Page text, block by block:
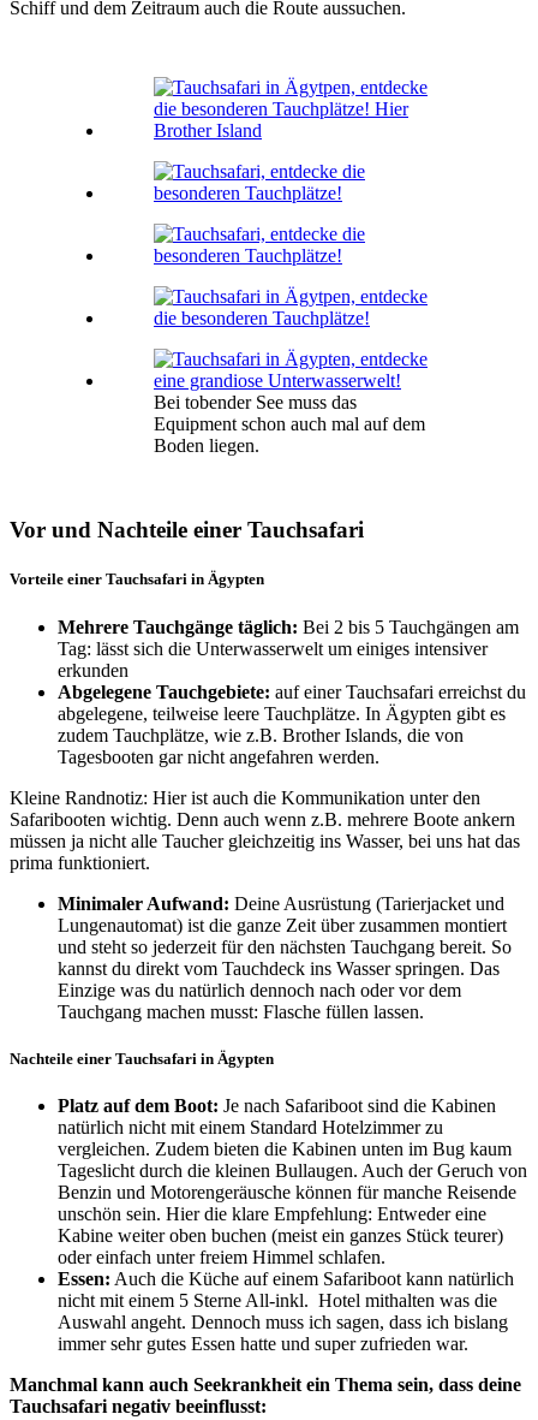
Schiff und dem Zeitraum auch die Route aussuchen.
Bei tobender See muss das
Equipment schon auch mal auf dem
Boden liegen.
Vor und Nachteile einer Tauchsafari
Vorteile einer Tauchsafari in Ägypten
Mehrere Tauchgänge täglich: Bei 2 bis 5 Tauchgängen am
Tag: lässt sich die Unterwasserwelt um einiges intensiver
erkunden
Abgelegene Tauchgebiete: auf einer Tauchsafari erreichst du
abgelegene, teilweise leere Tauchplätze. In Ägypten gibt es
zudem Tauchplätze, wie z.B. Brother Islands, die von
Tagesbooten gar nicht angefahren werden.
Kleine Randnotiz: Hier ist auch die Kommunikation unter den
Safaribooten wichtig. Denn auch wenn z.B. mehrere Boote ankern
müssen ja nicht alle Taucher gleichzeitig ins Wasser, bei uns hat das
prima funktioniert.
Minimaler Aufwand: Deine Ausrüstung (Tarierjacket und
Lungenautomat) ist die ganze Zeit über zusammen montiert
und steht so jederzeit für den nächsten Tauchgang bereit. So
kannst du direkt vom Tauchdeck ins Wasser springen. Das
Einzige was du natürlich dennoch nach oder vor dem
Tauchgang machen musst: Flasche füllen lassen.
Nachteile einer Tauchsafari in Ägypten
Platz auf dem Boot: Je nach Safariboot sind die Kabinen
natürlich nicht mit einem Standard Hotelzimmer zu
vergleichen. Zudem bieten die Kabinen unten im Bug kaum
Tageslicht durch die kleinen Bullaugen. Auch der Geruch von
Benzin und Motorengeräusche können für manche Reisende
unschön sein. Hier die klare Empfehlung: Entweder eine
Kabine weiter oben buchen (meist ein ganzes Stück teurer)
oder einfach unter freiem Himmel schlafen.
Essen: Auch die Küche auf einem Safariboot kann natürlich
nicht mit einem 5 Sterne All-inkl. Hotel mithalten was die
Auswahl angeht. Dennoch muss ich sagen, dass ich bislang
immer sehr gutes Essen hatte und super zufrieden war.
Manchmal kann auch Seekrankheit ein Thema sein, dass deine
Tauchsafari negativ beeinflusst: